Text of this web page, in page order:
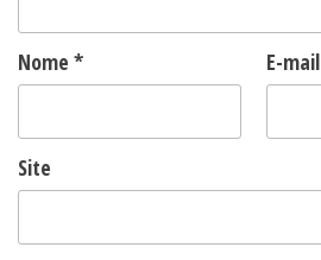
Nome * E-mail
Site